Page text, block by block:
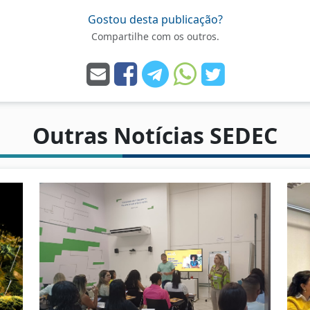
Gostou desta publicação?
Compartilhe com os outros.
Outras Notícias SEDEC